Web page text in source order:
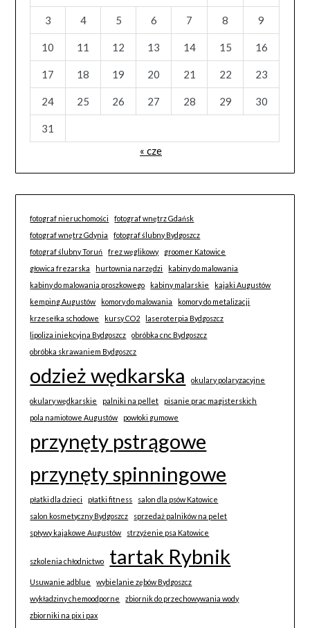
3 4 5 6 7 8 9
10 11 12 13 14 15 16
17 18 19 20 21 22 23
24 25 26 27 28 29 30
31
« cze
fotograf nieruchomości
fotograf wnętrz Gdańsk
fotograf wnętrz Gdynia
fotograf ślubny Bydgoszcz
fotograf ślubny Toruń
frez węglikowy
groomer Katowice
głowica frezarska
hurtownia narzędzi
kabiny do malowania
kabiny do malowania proszkowego
kabiny malarskie
kajaki Augustów
kemping Augustów
komory do malowania
komory do metalizacji
krzesełka schodowe
kursy CO2
laseroterpia Bydgoszcz
lipoliza iniekcyjna Bydgoszcz
obróbka cnc Bydgoszcz
obróbka skrawaniem Bydgoszcz
odzież wędkarska okulary polaryzacyjne
okulary wędkarskie palniki na pellet
pisanie prac magisterskich
pola namiotowe Augustów
powłoki gumowe
przynęty pstrągowe
przynęty spinningowe
płatki dla dzieci płatki fitness
salon dla psów Katowice
salon kosmetyczny Bydgoszcz
sprzedaż palników na pelet
spływy kajakowe Augustów
strzyżenie psa Katowice
szkolenia chłodnictwo tartak Rybnik
Usuwanie adblue
wybielanie zębów Bydgoszcz
wykładziny chemoodporne
zbiornik do przechowywania wody
zbiorniki na pix i pax